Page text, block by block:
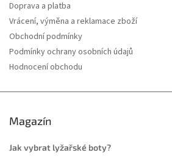
Doprava a platba
Vrácení, výměna a reklamace zboží
Obchodní podmínky
Podmínky ochrany osobních údajů
Hodnocení obchodu
Magazín
Jak vybrat lyžařské boty?